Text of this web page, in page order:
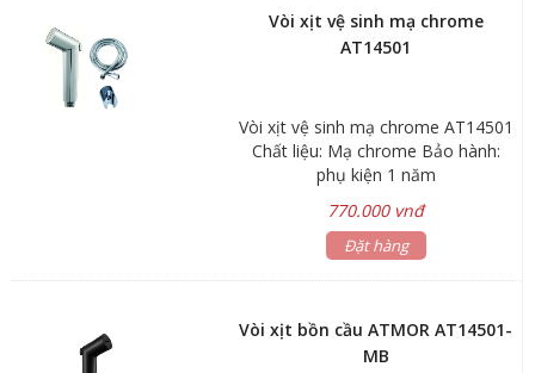
Vòi xịt vệ sinh mạ chrome
AT14501
Vòi xịt vệ sinh mạ chrome AT14501
Chất liệu: Mạ chrome Bảo hành:
phụ kiện 1 năm
770.000 vnđ
Đặt hàng
Vòi xịt bồn cầu ATMOR AT14501-
MB